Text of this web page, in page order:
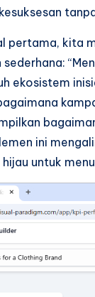
pertama, kita
ekosistem
ini
untuk